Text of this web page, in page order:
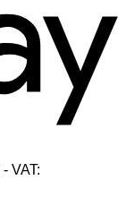
- VAT: